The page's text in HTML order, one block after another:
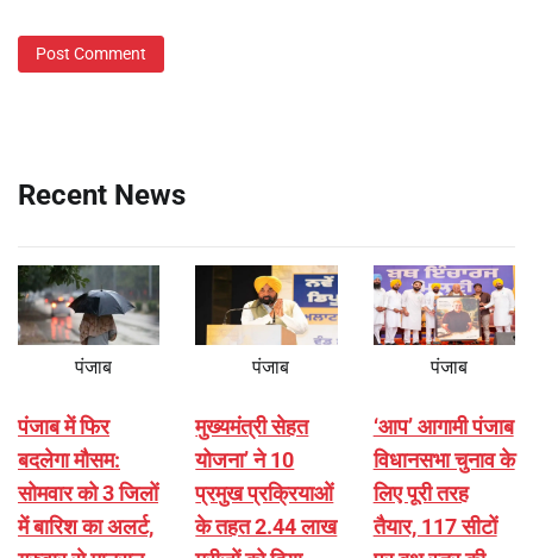
Recent News
पंजाब
पंजाब में फिर
बदलेगा मौसम:
सोमवार को 3 जिलों
में बारिश का अलर्ट,
पंजाब
मुख्यमंत्री सेहत
योजना’ ने 10
प्रमुख प्रक्रियाओं
के तहत 2.44 लाख
पंजाब
‘आप’ आगामी पंजाब
विधानसभा चुनाव के
लिए पूरी तरह
तैयार, 117 सीटों